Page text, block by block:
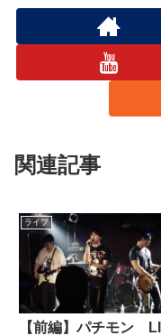
関連記事
ライブ
【前編】パチモン